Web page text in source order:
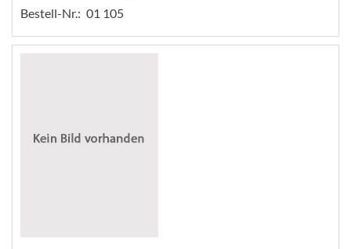
Bestell-Nr.: 01 105